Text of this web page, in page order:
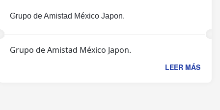
Grupo de Amistad México Japon.
Grupo de Amistad México Japon.
LEER MÁS